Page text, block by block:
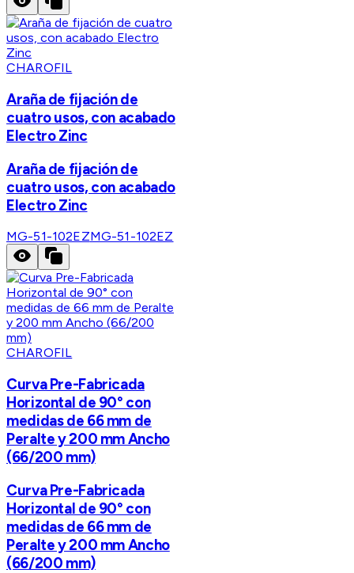
CHAROFIL
Araña de fijación de
cuatro usos, con acabado
Electro Zinc
Araña de fijación de
cuatro usos, con acabado
Electro Zinc
MG-51-102EZMG-51-102EZ
CHAROFIL
Curva Pre-Fabricada
Horizontal de 90° con
medidas de 66 mm de
Peralte y 200 mm Ancho
(66/200 mm)
Curva Pre-Fabricada
Horizontal de 90° con
medidas de 66 mm de
Peralte y 200 mm Ancho
(66/200 mm)